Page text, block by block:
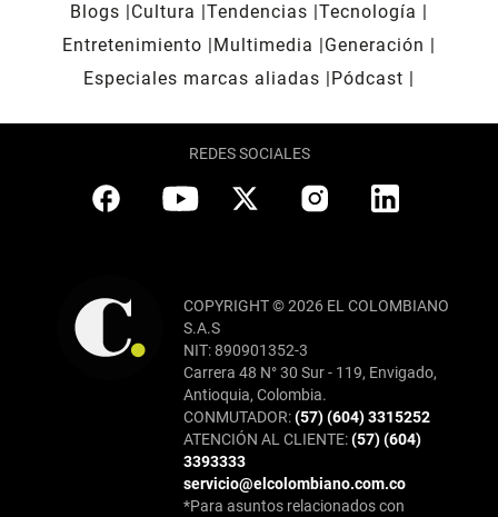
Blogs
Cultura Tendencias Tecnología
Entretenimiento
Multimedia
Generación
Especiales marcas aliadas
Pódcast
REDES SOCIALES
COPYRIGHT © 2026 EL COLOMBIANO
S.A.S
NIT: 890901352-3
Carrera 48 N° 30 Sur - 119, Envigado,
Antioquia, Colombia.
CONMUTADOR:(57) (604) 3315252
ATENCIÓN AL CLIENTE:(57) (604)
3393333
servicio@elcolombiano.com.co
*Para asuntos relacionados con